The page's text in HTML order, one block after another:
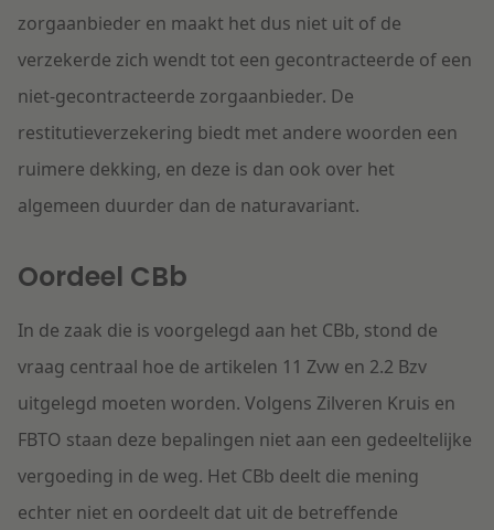
zorgaanbieder en maakt het dus niet uit of de
verzekerde zich wendt tot een gecontracteerde of een
niet-gecontracteerde zorgaanbieder. De
restitutieverzekering biedt met andere woorden een
ruimere dekking, en deze is dan ook over het
algemeen duurder dan de naturavariant.
Oordeel CBb
In de zaak die is voorgelegd aan het CBb, stond de
vraag centraal hoe de artikelen 11 Zvw en 2.2 Bzv
uitgelegd moeten worden. Volgens Zilveren Kruis en
FBTO staan deze bepalingen niet aan een gedeeltelijke
vergoeding in de weg. Het CBb deelt die mening
echter niet en oordeelt dat uit de betreffende